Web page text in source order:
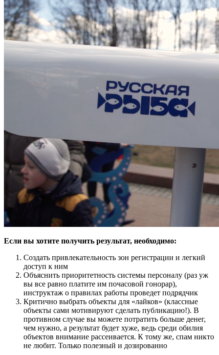
Если вы хотите получить результат, необходимо:
Создать привлекательность зон регистрации и легкий
доступ к ним
Объяснить приоритетность системы персоналу (раз уж
вы все равно платите им почасовой гонорар),
инструктаж о правилах работы проведет подрядчик
Критично выбрать объекты для «лайков» (классные
объекты сами мотивируют сделать публикацию!). В
противном случае вы можете потратить больше денег,
чем нужно, а результат будет хуже, ведь среди обилия
объектов внимание рассеивается. К тому же, спам никто
не любит. Только полезный и дозированно